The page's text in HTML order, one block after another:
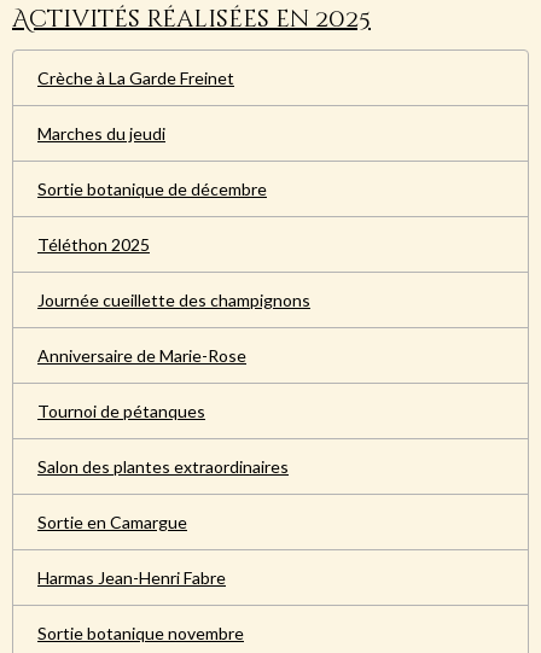
Activités réalisées en 2025
Crèche à La Garde Freinet
Marches du jeudi
Sortie botanique de décembre
Téléthon 2025
Journée cueillette des champignons
Anniversaire de Marie-Rose
Tournoi de pétanques
Salon des plantes extraordinaires
Sortie en Camargue
Harmas Jean-Henri Fabre
Sortie botanique novembre